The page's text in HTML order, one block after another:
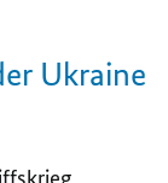
Ukraine